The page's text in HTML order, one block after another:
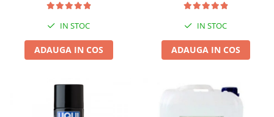
IN STOC
ADAUGA IN COS
IN STOC
ADAUGA IN COS